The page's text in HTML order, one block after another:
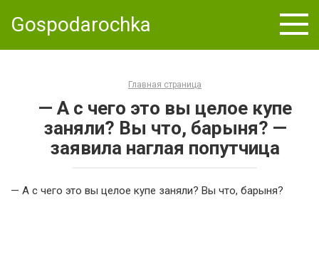
Gospodarochka
Главная страница
— А с чего это вы целое купе
заняли? Вы что, барыня? —
заявила наглая попутчица
— А с чего это вы целое купе заняли? Вы что, барыня?